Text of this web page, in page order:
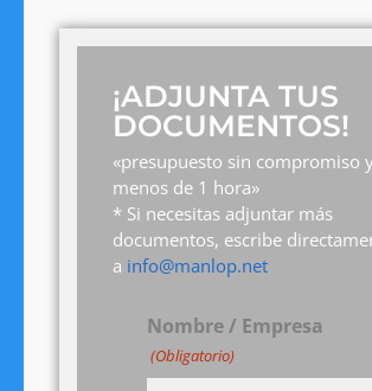
¡ADJUNTA TUS
DOCUMENTOS!
«presupuesto sin compromiso
menos de 1 hora»
* Si necesitas adjuntar más
documentos, escribe
a info@manlop.net
Nombre / Empresa
(Obligatorio)